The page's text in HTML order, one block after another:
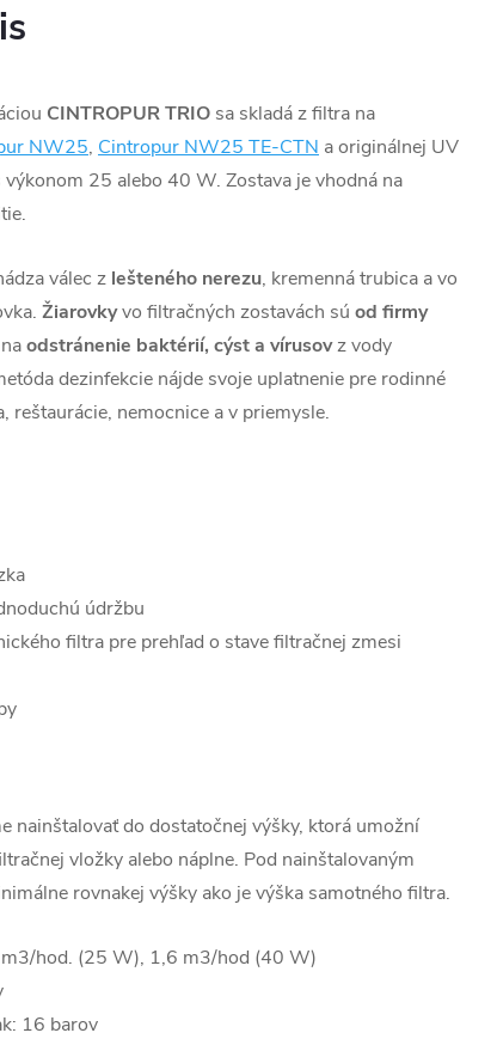
CINTROPUR TRIO sa skladá z filtra na
NW25, Cintropur NW25 TE-CTN a originálnej UV
25 alebo 40 W. Zostava je vhodná na
válec z lešteného nerezu, kremenná trubica a vo
Žiarovkyvo filtračných zostavách sú od firmy
odstránenie baktérií, cýst a vírusovz vody
dezinfekcie nájde svoje uplatnenie pre rodinné
reštaurácie, nemocnice a v priemysle.
údržbu
filtra pre prehľad o stave filtračnej zmesi
nainštalovať do dostatočnej výšky, ktorá umožní
vložky alebo náplne. Pod nainštalovaným
rovnakej výšky ako je výška samotného filtra.
hod. (25 W), 1,6 m3/hod (40 W)
16 barov